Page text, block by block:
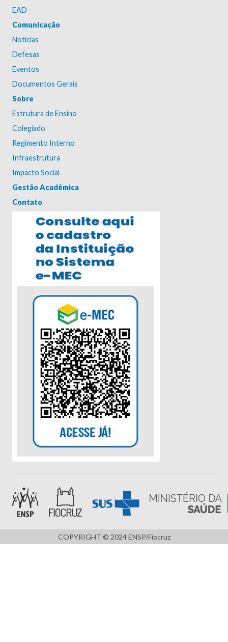
EAD
Comunicação
Notícias
Defesas
Eventos
Documentos Gerais
Sobre
Estrutura de Ensino
Colegiado
Regimento Interno
Infraestrutura
Impacto Social
Gestão Acadêmica
Contato
COPYRIGHT © 2024 ENSP/Fiocruz